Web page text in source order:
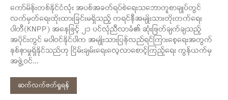
ကော်မိန်းတစ်နိုင်ငံလုံး အပစ်အခတ်ရပ်စဲရေးသဘောတူစာချုပ်တွင်
လက်မှတ်ရေးထိုးထားခြင်းမရှိသည့် ကရင်နီအမျိုးသားတိုးတက်ရေး
ပါတီ(KNPP) အနေဖြင့် ၂၁ ပင်လုံညီလာခံ၏ ဆုံးဖြတ်ချက်ချသည့်
အပိုင်းတွင် မပါဝင်နိုင်ပါက အမျိုးသားပြန်လည်ရင်ကြားစေ့ရေးအတွက်
နစ်နာမှုရှိနိုင်သည်ဟု ငြိမ်းချမ်းရေးလေ့လာစောင့်ကြည့်ရေး ကွန်ယက်မှ
အဖွဲ့ဝင်...
ဆက်လက်ဖတ်ရှုရန်